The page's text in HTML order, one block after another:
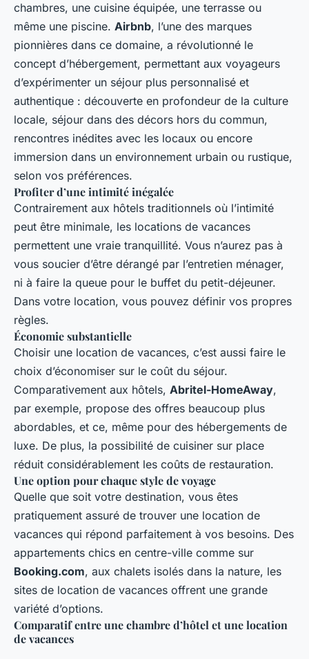
chambres, une cuisine équipée, une terrasse ou
même une piscine. Airbnb, l’une des marques
pionnières dans ce domaine, a révolutionné le
concept d’hébergement, permettant aux voyageurs
d’expérimenter un séjour plus personnalisé et
authentique : découverte en profondeur de la culture
locale, séjour dans des décors hors du commun,
rencontres inédites avec les locaux ou encore
immersion dans un environnement urbain ou rustique,
selon vos préférences.
Profiter d’une intimité inégalée
Contrairement aux hôtels traditionnels où l’intimité
peut être minimale, les locations de vacances
permettent une vraie tranquillité. Vous n’aurez pas à
vous soucier d’être dérangé par l’entretien ménager,
ni à faire la queue pour le buffet du petit-déjeuner.
Dans votre location, vous pouvez définir vos propres
règles.
Économie substantielle
Choisir une location de vacances, c’est aussi faire le
choix d’économiser sur le coût du séjour.
Comparativement aux hôtels, Abritel-HomeAway,
par exemple, propose des offres beaucoup plus
abordables, et ce, même pour des hébergements de
luxe. De plus, la possibilité de cuisiner sur place
réduit considérablement les coûts de restauration.
Une option pour chaque style de voyage
Quelle que soit votre destination, vous êtes
pratiquement assuré de trouver une location de
vacances qui répond parfaitement à vos besoins. Des
appartements chics en centre-ville comme sur
Booking.com, aux chalets isolés dans la nature, les
sites de location de vacances offrent une grande
variété d’options.
Comparatif entre une chambre d’hôtel et une location
de vacances